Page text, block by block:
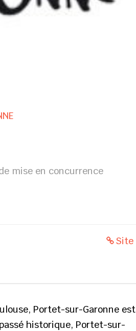
mise en concurrence
Site
Portet-sur-Garonne est
historique, Portet-sur-